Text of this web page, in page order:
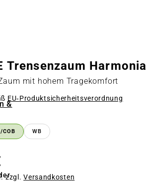
&
Trensenzaum Harmonia
mit hohem Tragekomfort
EU‑Produktsicherheitsverordnung
COB WB
zzgl.Versandkosten